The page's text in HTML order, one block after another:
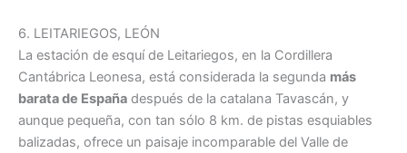
6. LEITARIEGOS, LEÓN
La estación de esquí de Leitariegos, en la Cordillera
Cantábrica Leonesa, está considerada la segunda más
barata de España después de la catalana Tavascán, y
aunque pequeña, con tan sólo 8 km. de pistas esquiables
balizadas, ofrece un paisaje incomparable del Valle de